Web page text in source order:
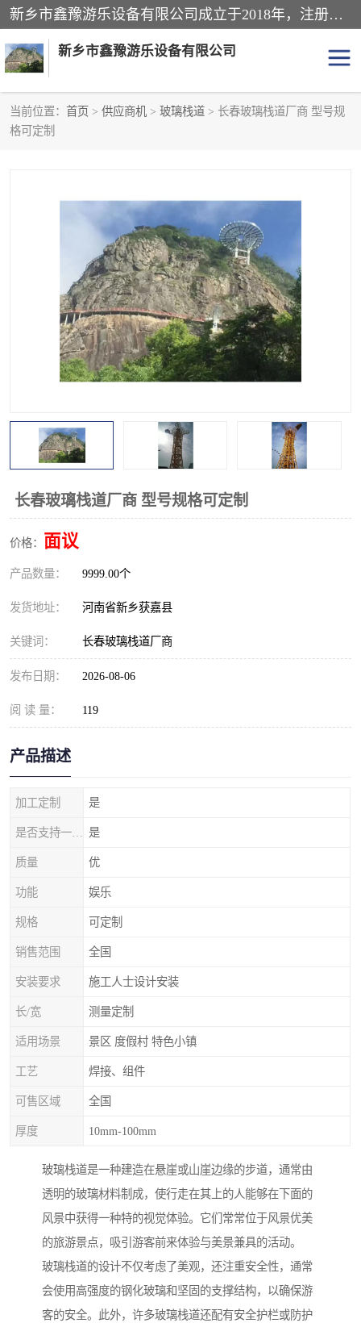
新乡市鑫豫游乐设备有限公司成立于2018年，注册地位于河南省。经营范围包括游乐设备、滑索、滑道、空中自行车、吊桥、拓展器材、攀岩器材、趣桥、悬崖秋千、网红桥、儿童乐园设备、水上乐园设备、丛林穿越设备、音乐呐喊设备、轨道滑车、栈道、玻璃滑道、观景平台、景观包装的设计、制造、销售、安装、维修，景区策划服务。
新乡市鑫豫游乐设备有限公司
当前位置： 首页 > 供应商机 > 玻璃栈道 > 长春玻璃栈道厂商 型号规
格可定制
长春玻璃栈道厂商 型号规格可定制
价格： 面议
产品数量： 9999.00个
发货地址： 河南省新乡获嘉县
关键词： 长春玻璃栈道厂商
发布日期： 2026-08-06
阅 读 量： 119
产品描述
加工定制 是
是
质量 优
功能 娱乐
规格 可定制
销售范围 全国
安装要求 施工人士设计安装
长/宽 测量定制
适用场景 景区 度假村 特色小镇
工艺 焊接、组件
可售区域 全国
厚度 10mm-100mm
玻璃栈道是一种建造在悬崖或山崖边缘的步道，通常由
透明的玻璃材料制成，使行走在其上的人能够在下面的
风景中获得一种特的视觉体验。它们常常位于风景优美
的旅游景点，吸引游客前来体验与美景兼具的活动。
玻璃栈道的设计不仅考虑了美观，还注重安全性，通常
会使用高强度的钢化玻璃和坚固的支撑结构，以确保游
客的安全。此外，许多玻璃栈道还配有安全护栏或防护
游乐设备
水上乐园设备
攀岩器材
空中自行车
玻璃滑道
观景平台 网红桥
音乐呐喊设备
玻璃栈道